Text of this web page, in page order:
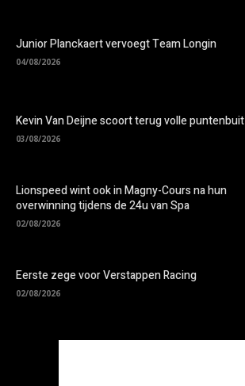
Junior Planckaert vervoegt Team Longin
04/08/2026
Kevin Van Deijne scoort terug volle puntenbuit
03/08/2026
Lionspeed wint ook in Magny-Cours na hun
overwinning tijdens de 24u van Spa
02/08/2026
Eerste zege voor Verstappen Racing
02/08/2026